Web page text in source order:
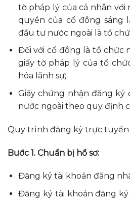
tờ pháp lý của cá nhân với
quyền của cổ đông sáng
đầu tư nước ngoài là tổ
Đối với cổ đông là tổ chức
giấy tờ pháp lý của tổ
hóa lãnh sự;
Giấy chứng nhận đăng
nước ngoài theo quy định
Quy trình đăng ký trực tuyến
Bước 1. Chuẩn bị hồ sơ:
Đăng ký tài khoản đăng
Đăng ký tài khoản đăng